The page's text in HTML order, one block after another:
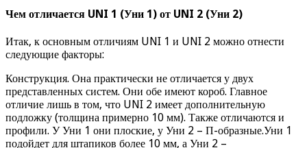
Чем отличается UNI 1 (Уни 1) от UNI 2 (Уни 2)
Итак, к основным отличиям UNI 1 и UNI 2 можно отнести
следующие факторы:
Конструкция. Она практически не отличается у двух
представленных систем. Они обе имеют короб. Главное
отличие лишь в том, что UNI 2 имеет дополнительную
подложку (толщина примерно 10 мм). Также отличаются и
профили. У Уни 1 они плоские, у Уни 2 – П-образные.Уни 1
подойдет для штапиков более 10 мм, а Уни 2 –